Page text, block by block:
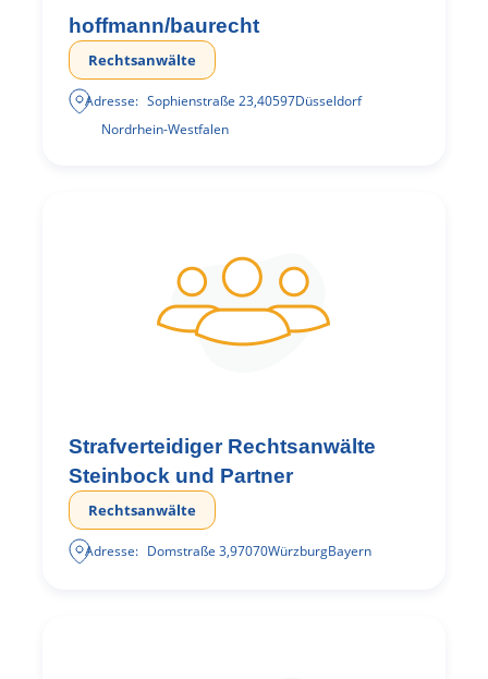
hoffmann/baurecht
Rechtsanwälte
Adresse: Sophienstraße 23,40597Düsseldorf
Nordrhein-Westfalen
Strafverteidiger Rechtsanwälte
Steinbock und Partner
Rechtsanwälte
Adresse: Domstraße 3,97070WürzburgBayern